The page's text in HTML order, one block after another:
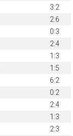
3:2
2:6
0:3
2:4
1:3
1:5
6:2
0:2
2:4
1:3
2:3